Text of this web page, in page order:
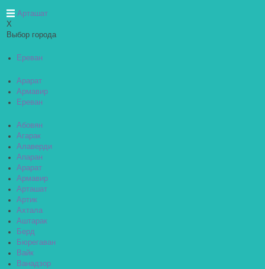
Арташат
X
Выбор города
Ереван
Арарат
Армавир
Ереван
Абовян
Агарак
Алаверди
Апаран
Арарат
Армавир
Арташат
Артик
Ахтала
Аштарак
Берд
Бюрегаван
Вайк
Ванадзор